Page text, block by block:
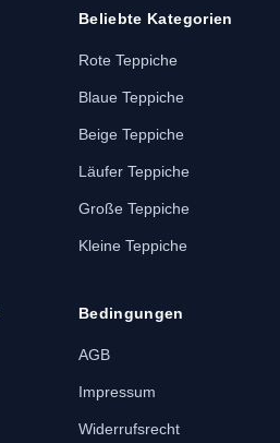
Beliebte Kategorien
Rote Teppiche
Blaue Teppiche
Beige Teppiche
Läufer Teppiche
Große Teppiche
Kleine Teppiche
Bedingungen
AGB
Impressum
Widerrufsrecht